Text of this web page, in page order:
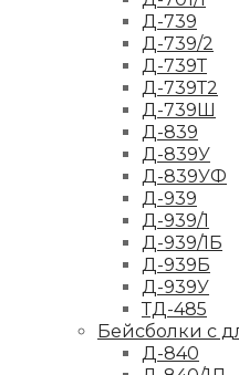
Д-739
Д-739/2
Д-739Т
Д-739Т2
Д-739Ш
Д-839
Д-839У
Д-839УФ
Д-939
Д-939/1
Д-939/1Б
Д-939Б
Д-939У
ТД-485
Бейсболки с
Д-840